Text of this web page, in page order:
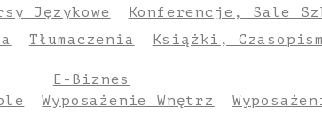
Językowe
Konferencje, Sale
Tłumaczenia Książki,
E-Biznes
Wyposażenie Wnętrz